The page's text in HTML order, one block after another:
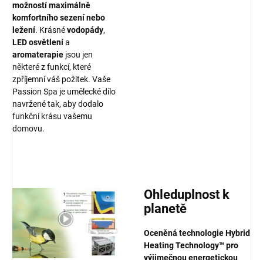
možností maximálně
komfortního sezení nebo
ležení. Krásnévodopády,
LED osvětlenía
aromaterapie jsou jen
některé z funkcí, které
zpříjemní váš požitek. Vaše
Passion Spa je umělecké dílo
navržené tak, aby dodalo
funkční krásu vašemu
domovu.
Ohleduplnost k
planetě
Oceněná technologie Hybrid
Heating Technology™ pro
výjimečnou energetickou